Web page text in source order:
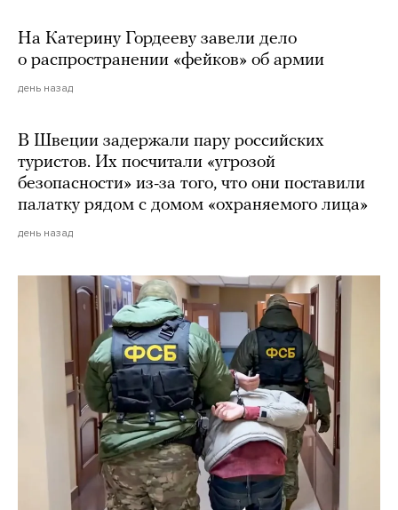
На Катерину Гордееву завели дело
о распространении «фейков» об армии
день назад
В Швеции задержали пару российских
туристов. Их посчитали «угрозой
безопасности» из-за того, что они поставили
палатку рядом с домом «охраняемого лица»
день назад